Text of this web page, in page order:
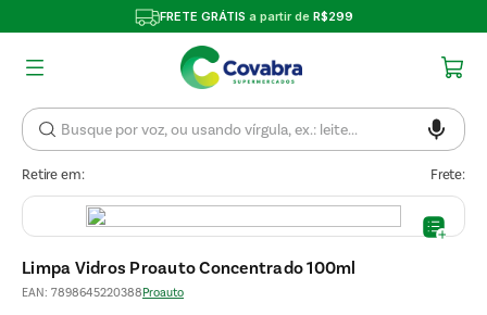
FRETE GRÁTIS a partir de R$299
Retire em: Frete:
Limpa Vidros Proauto Concentrado 100ml
EAN: 7898645220388Proauto